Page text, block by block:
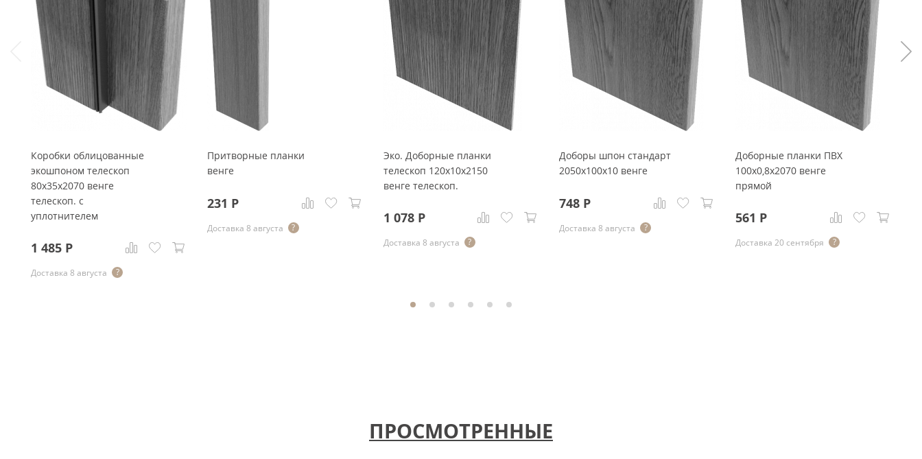
Коробки облицованные
экошпоном телескоп
80x35x2070 венге
телескоп. с
уплотнителем
1 485 Р
Доставка 8 августа
Притворные планки
венге
231 Р
Доставка 8 августа
Эко. Доборные планки
телескоп 120x10x2150
венге телескоп.
1 078Р
Доставка 8 августа
Доборы шпон стандарт
2050x100x10 венге
748 Р
Доставка 8 августа
Доборные планки ПВХ
100x0,8x2070 венге
прямой
561 Р
Доставка 20 сентября
ПРОСМОТРЕННЫЕ